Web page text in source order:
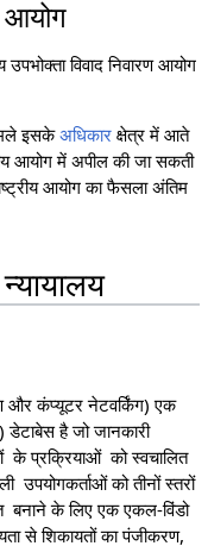
आयोग
उपभोक्ता विवाद निवारण आयोग
इसकेअधिकारक्षेत्र में आते
आयोग में अपील की जा सकती
आयोग का फैसला अंतिम
और कंप्यूटर नेटवर्किंग) एक
डेटाबेस है जो जानकारी
के प्रक्रियाओं को स्वचालित
उपयोगकर्ताओं को तीनों स्तरों
बनाने के लिए एक एकल-विंडो
से शिकायतों का पंजीकरण,